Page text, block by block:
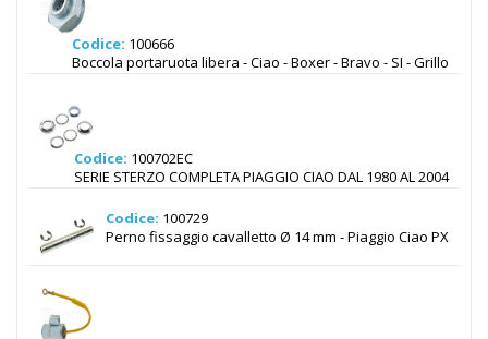
Codice: 100666
Boccola portaruota libera - Ciao - Boxer - Bravo - SI - Grillo
Codice: 100702EC
SERIE STERZO COMPLETA PIAGGIO CIAO DAL 1980 AL 2004
Codice: 100729
Perno fissaggio cavalletto Ø 14 mm - Piaggio Ciao PX